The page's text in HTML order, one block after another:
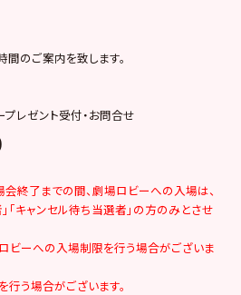
のご案内を致します。
レゼント受付・お問合せ
終了までの間、劇場ロビーへの入場は、
「キャンセル待ち当選者」の方のみとさせ
ビーへの入場制限を行う場合がございま
う場合がございます。